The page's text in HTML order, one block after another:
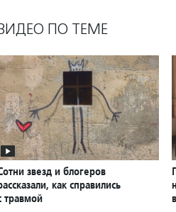
ПО ТЕМЕ
звезд и блогеров
как справились
травмой